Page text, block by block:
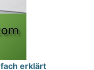
erklärt